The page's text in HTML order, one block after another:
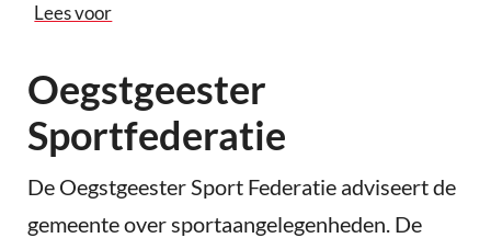
Lees voor
Oegstgeester
Sportfederatie
De Oegstgeester Sport Federatie adviseert de
gemeente over sportaangelegenheden. De